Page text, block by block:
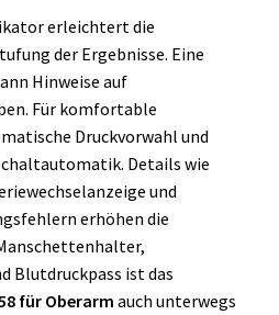
erleichtert die
der Ergebnisse. Eine
Hinweise auf
Für komfortable
Druckvorwahl und
Details wie
und
erhöhen die
Blutdruckpass ist das
für Oberarm auch unterwegs